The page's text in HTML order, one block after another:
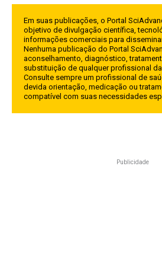
Em suas publicações, o Portal
objetivo de divulgação científica,
informações comerciais para
Nenhuma publicação do Portal
aconselhamento, diagnóstico,
substituição de qualquer profissional
Consulte sempre um profissional de
devida orientação, medicação ou
compatível com suas necessidades
Publicidade